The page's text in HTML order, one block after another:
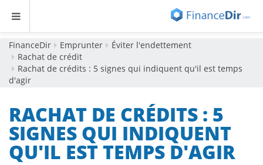
FinanceDir Emprunter
Éviter l'endettement
Rachat de crédit
Rachat de crédits : 5 signes qui indiquent qu'il est temps
d'agir
RACHAT DE CRÉDITS : 5
SIGNES QUI INDIQUENT
QU'IL EST TEMPS D'AGIR